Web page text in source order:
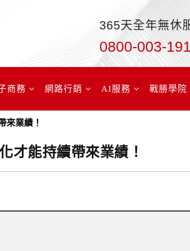
365天全年無休
0800-003-191
商務 網路行銷 AI服務 戰勝學院
來業績！
才能持續帶來業績！